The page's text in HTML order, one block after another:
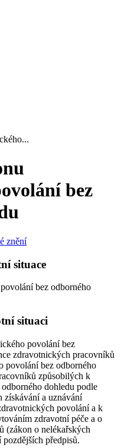
bez
znění
situace
bez odborného
situaci
povolání bez
zdravotnických pracovníků
povolání bez odborného
způsobilých k
dohledu podle
získávání a uznávání
povolání a k
zdravotní péče a o
(zákon o nelékařských
předpisů.